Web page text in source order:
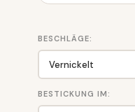
BESCHLÄGE:
BESTICKUNG IM: